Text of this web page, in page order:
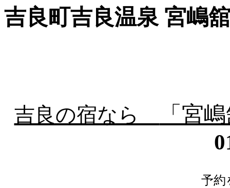
吉良町吉良温泉 宮嶋舘
吉良の宿なら
「宮
予約